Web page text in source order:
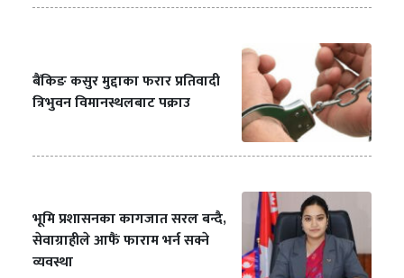
बैंकिङ कसुर मुद्दाका फरार प्रतिवादी
त्रिभुवन विमानस्थलबाट पक्राउ
भूमि प्रशासनका कागजात सरल बन्दै,
सेवाग्राहीले आफैं फाराम भर्न सक्ने
व्यवस्था